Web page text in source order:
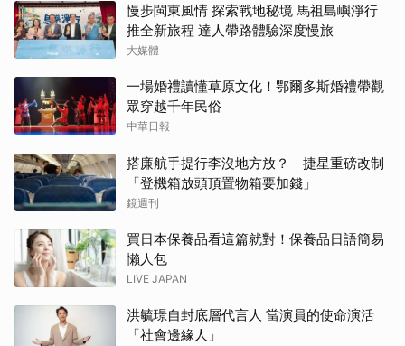
慢步閩東風情 探索戰地秘境 馬祖島嶼淨行
推全新旅程 達人帶路體驗深度慢旅
大媒體
一場婚禮讀懂草原文化！鄂爾多斯婚禮帶觀
眾穿越千年民俗
中華日報
搭廉航手提行李沒地方放？ 捷星重磅改制
「登機箱放頭頂置物箱要加錢」
鏡週刊
買日本保養品看這篇就對！保養品日語簡易
懶人包
LIVE JAPAN
洪毓璟自封底層代言人 當演員的使命演活
「社會邊緣人」